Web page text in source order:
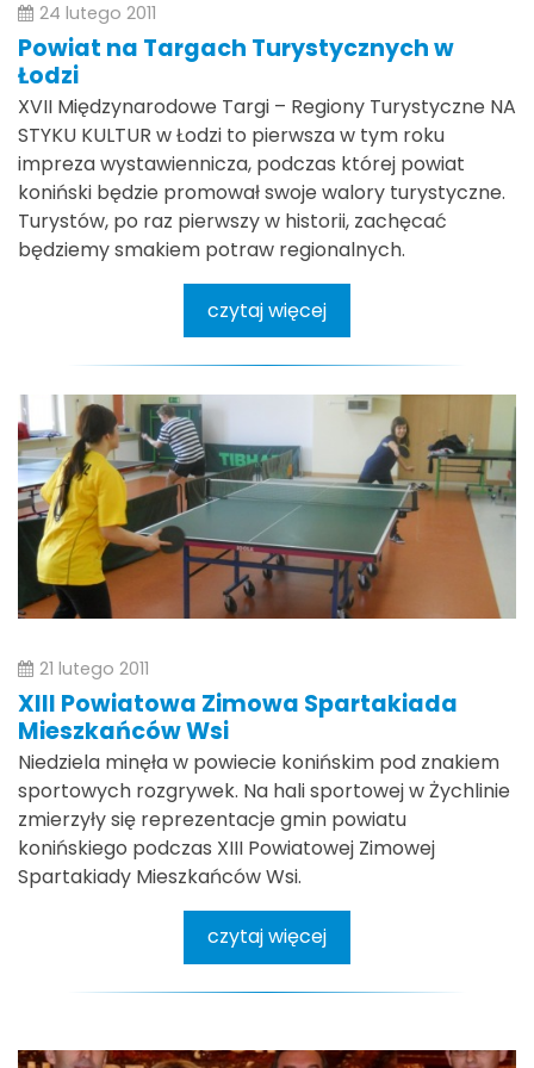
24 lutego 2011
Powiat na Targach Turystycznych w
Łodzi
XVII Międzynarodowe Targi – Regiony Turystyczne NA
STYKU KULTUR w Łodzi to pierwsza w tym roku
impreza wystawiennicza, podczas której powiat
koniński będzie promował swoje walory turystyczne.
Turystów, po raz pierwszy w historii, zachęcać
będziemy smakiem potraw regionalnych.
czytaj więcej
21 lutego 2011
XIII Powiatowa Zimowa Spartakiada
Mieszkańców Wsi
Niedziela minęła w powiecie konińskim pod znakiem
sportowych rozgrywek. Na hali sportowej w Żychlinie
zmierzyły się reprezentacje gmin powiatu
konińskiego podczas XIII Powiatowej Zimowej
Spartakiady Mieszkańców Wsi.
czytaj więcej